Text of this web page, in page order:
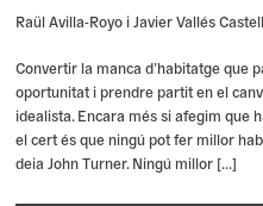
Raül Avilla-Royo i Javier Vallés
Convertir la manca d’habitatge que
oportunitat i prendre partit en el
idealista. Encara més si afegim que
el cert és que ningú pot fer millor
deia John Turner. Ningú millor […]